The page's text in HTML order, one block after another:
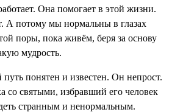
Она помогает в этой жизни.
А потому мы нормальны в глазах
поры, пока живём, беря за основу
мудрость.
понятен и известен. Он непрост.
со святыми, избравший его человек
странным и ненормальным.